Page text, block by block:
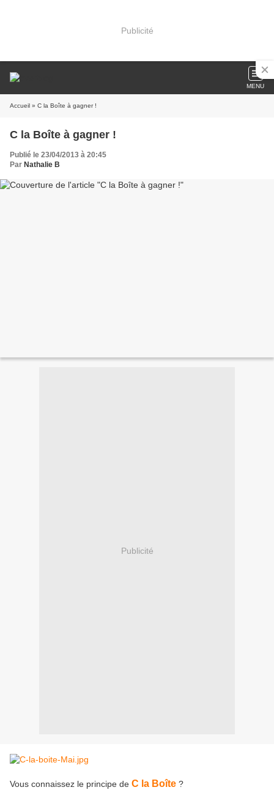
Publicité
MENU
Accueil » C la Boîte à gagner !
C la Boîte à gagner !
Publié le 23/04/2013 à 20:45
Par Nathalie B
Publicité
Vous connaissez le principe de C la Boîte ?